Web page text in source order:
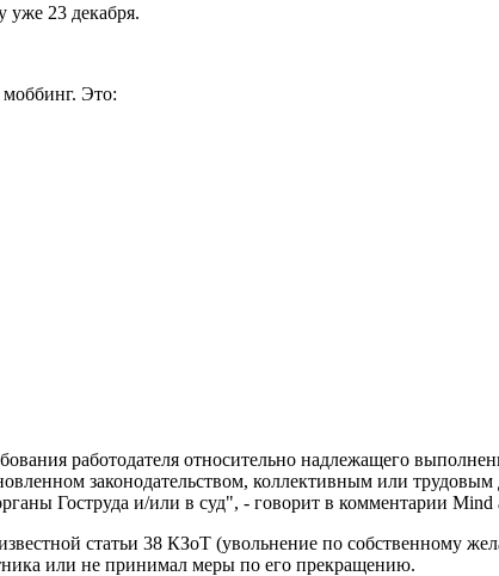
уже 23 декабря.
моббинг. Это:
работодателя относительно надлежащего
законодательством, коллективным или
Гоструда и/или в суд", - говорит в комментарии Mind
статьи 38 КЗоТ (увольнение по собственному
или не принимал меры по его прекращению.